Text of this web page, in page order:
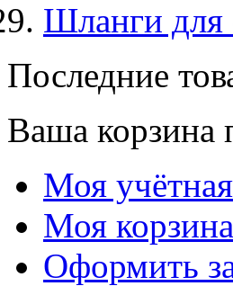
Шланги для
Последние
Ваша корзина
Моя
Моя корзина
Оформить